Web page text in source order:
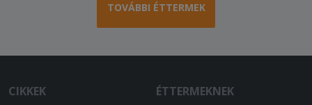
TOVÁBBI ÉTTERMEK
CIKKEK
ÉTTERMEKNEK